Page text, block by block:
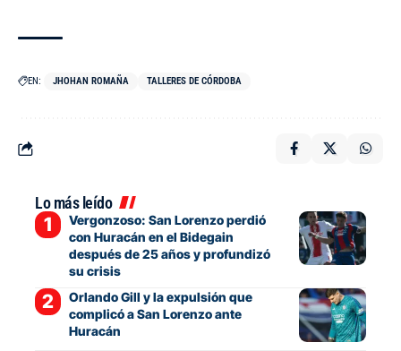
EN: JHOHAN ROMAÑA TALLERES DE CÓRDOBA
Lo más leído
Vergonzoso: San Lorenzo perdió
con Huracán en el Bidegain
después de 25 años y profundizó
su crisis
Orlando Gill y la expulsión que
complicó a San Lorenzo ante
Huracán